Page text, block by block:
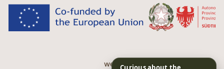
web performance by